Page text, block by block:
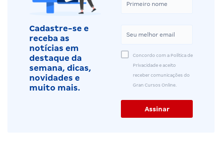
Cadastre-se e
receba as
notícias em
destaque da
semana, dicas,
novidades e
muito mais.
Concordo com a Política de
Privacidade e aceito
receber comunicações do
Gran Cursos Online.